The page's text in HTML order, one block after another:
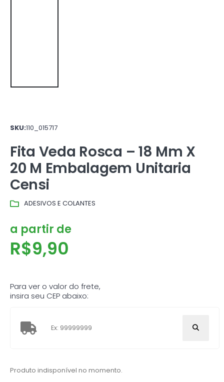
SKU:110_015717
Fita Veda Rosca – 18 Mm X
20 M Embalagem Unitaria
Censi
ADESIVOS E COLANTES
a partir de
R$9,90
Para ver o valor do frete,
insira seu CEP abaixo:
Produto indisponível no momento.